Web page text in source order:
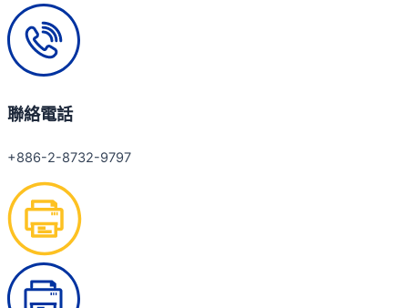
聯絡電話
+886-2-8732-9797